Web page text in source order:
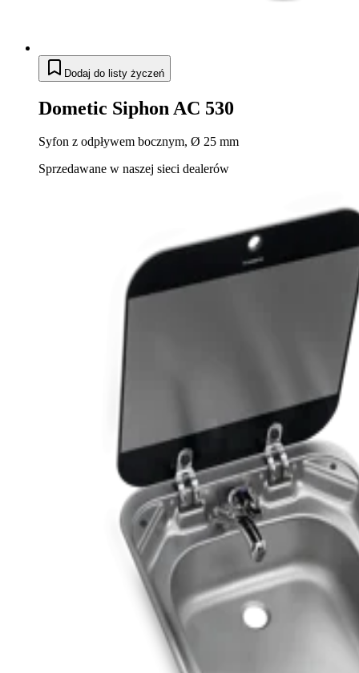
Dodaj do listy życzeń
Dometic Siphon AC 530
Syfon z odpływem bocznym, Ø 25 mm
Sprzedawane w naszej sieci dealerów